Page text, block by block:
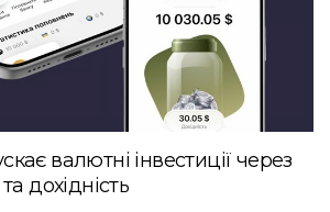
валютні інвестиції через
дохідність